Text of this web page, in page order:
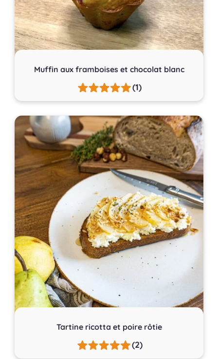
Muffin aux framboises et chocolat blanc
(1)
Tartine ricotta et poire rôtie
(2)